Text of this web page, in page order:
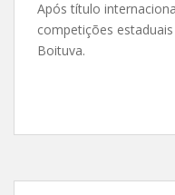
Após título
competições
Boituva.